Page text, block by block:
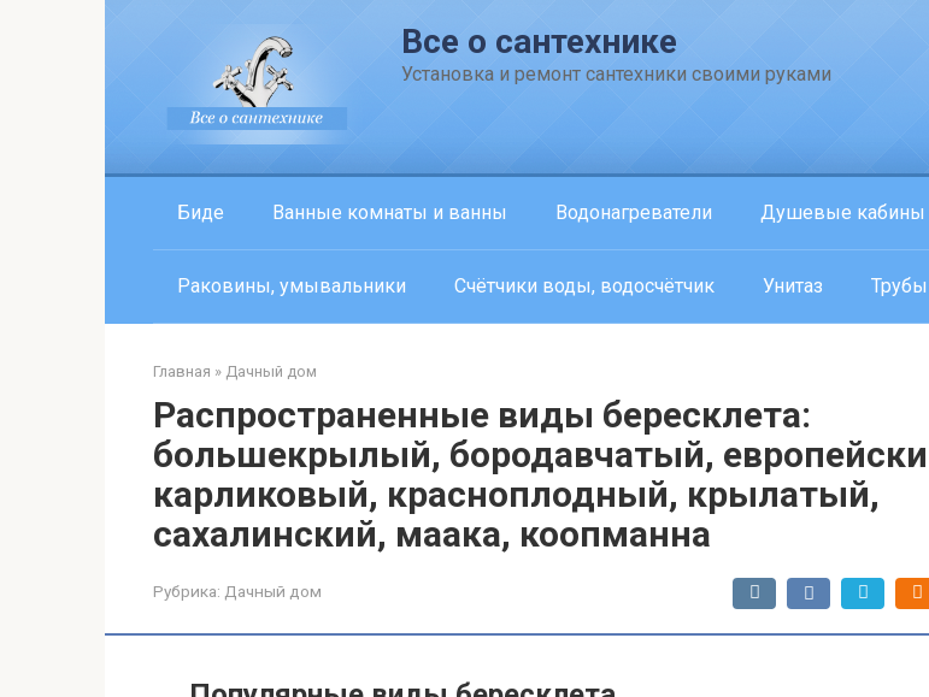
Все о сантехнике
Установка и ремонт сантехники своими руками
Биде Ванные комнаты и ванны Водонагреватели Душевые кабины
Раковины, умывальники Счётчики воды, водосчётчик Унитаз Трубы
Главная » Дачный дом
Распространенные виды бересклета:
большекрылый, бородавчатый,
карликовый, красноплодный, крылатый,
сахалинский, маака, коопманна
Рубрика: Дачный дом